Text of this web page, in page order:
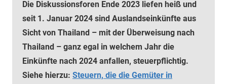
Die Diskussionsforen Ende 2023 liefen heiß und
seit 1. Januar 2024 sind Auslandseinkünfte aus
Sicht von Thailand – mit der Überweisung nach
Thailand – ganz egal in welchem Jahr die
Einkünfte nach 2024 anfallen, steuerpflichtig.
Siehe hierzu: Steuern, die die Gemüter in